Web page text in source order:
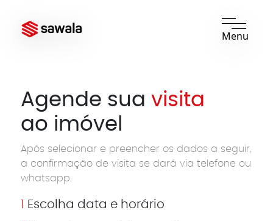
Menu
Agende suavisita
ao imóvel
Após selecionar e preencher os dados a seguir,
a confirmação de visita se dará via telefone ou
whatsapp.
Escolha data e horário